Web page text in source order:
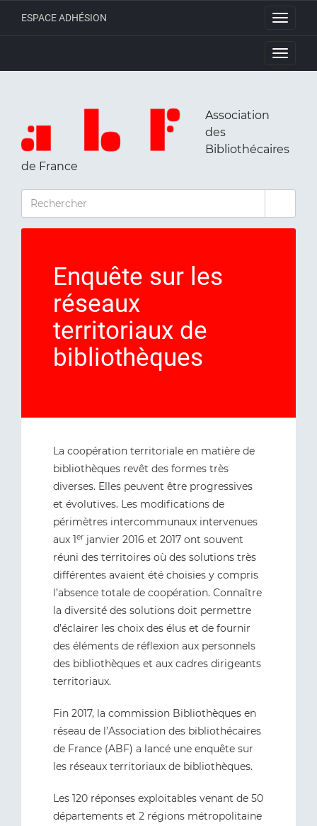
Toggle
ESPACE ADHÉSION
Toggle
Association
des
Bibliothécaires
de France
RECHERCHER
Enquête sur les
réseaux
territoriaux de
bibliothèques
La coopération territoriale en matière de
bibliothèques revêt des formes très
diverses. Elles peuvent être progressives
et évolutives. Les modifications de
périmètres intercommunaux intervenues
aux 1er janvier 2016 et 2017 ont souvent
réuni des territoires où des solutions très
différentes avaient été choisies y compris
l’absence totale de coopération. Connaître
la diversité des solutions doit permettre
d’éclairer les choix des élus et de fournir
des éléments de réflexion aux personnels
des bibliothèques et aux cadres dirigeants
territoriaux.
Fin 2017, la commission Bibliothèques en
réseau de l’Association des bibliothécaires
de France (ABF) a lancé une enquête sur
les réseaux territoriaux de bibliothèques.
Les 120 réponses exploitables venant de 50
départements et 2 régions métropolitaine